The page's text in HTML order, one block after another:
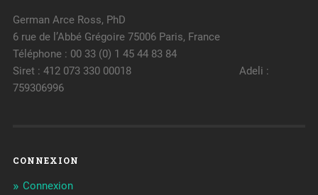
German Arce Ross, PhD
6 rue de l’Abbé Grégoire 75006 Paris, France
Téléphone : 00 33 (0) 1 45 44 83 84
Siret : 412 073 330 00018 Adeli :
759306996
CONNEXION
Connexion